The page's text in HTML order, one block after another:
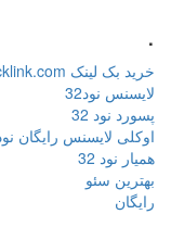
خرید بک لینک behtarinbacklink.com
لایسنس نود32
پسورد نود 32
اوکلی لایسنس رایگان نود 32
همیار نود 32
بهترین سئو
رایگان